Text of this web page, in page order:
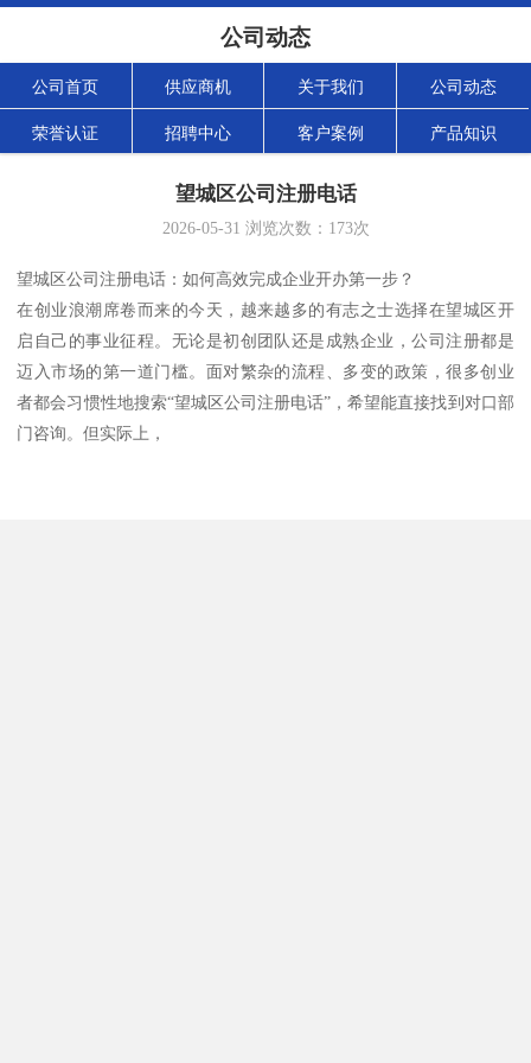
公司动态
公司首页 供应商机 关于我们 公司动态
荣誉认证 招聘中心 客户案例 产品知识
望城区公司注册电话
2026-05-31 浏览次数： 173次
望城区公司注册电话：如何高效完成企业开办第一步？
在创业浪潮席卷而来的今天，越来越多的有志之士选择在望城区开
启自己的事业征程。无论是初创团队还是成熟企业，公司注册都是
迈入市场的第一道门槛。面对繁杂的流程、多变的政策，很多创业
者都会习惯性地搜索“望城区公司注册电话”，希望能直接找到对口部
门咨询。但实际上，